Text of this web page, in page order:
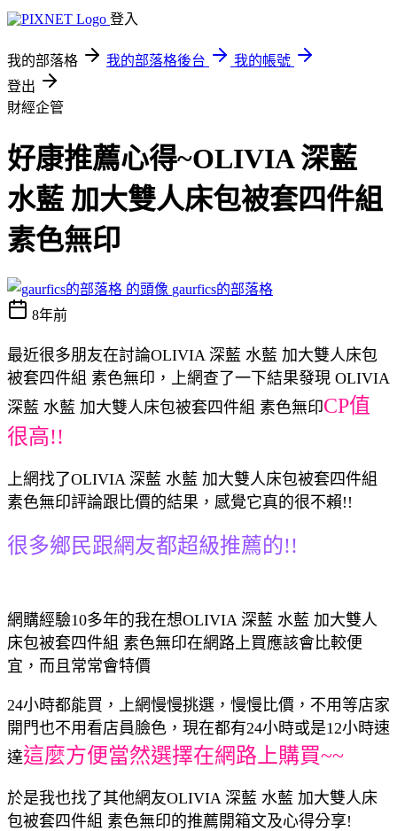
登入
我的部落格 我的部落格後台
我的帳號
登出
財經企管
好康推薦心得~OLIVIA 深藍
水藍 加大雙人床包被套四件組
素色無印
gaurfics的部落格
8年前
最近很多朋友在討論OLIVIA 深藍 水藍 加大雙人床包
被套四件組 素色無印，上網查了一下結果發現 OLIVIA
深藍 水藍 加大雙人床包被套四件組 素色無印CP值
很高!!
上網找了OLIVIA 深藍 水藍 加大雙人床包被套四件組
素色無印評論跟比價的結果，感覺它真的很不賴!!
很多鄉民跟網友都超級推薦的!!
網購經驗10多年的我在想OLIVIA 深藍 水藍 加大雙人
床包被套四件組 素色無印在網路上買應該會比較便
宜，而且常常會特價
24小時都能買，上網慢慢挑選，慢慢比價，不用等店家
開門也不用看店員臉色，現在都有24小時或是12小時速
達這麼方便當然選擇在網路上購買~~
於是我也找了其他網友OLIVIA 深藍 水藍 加大雙人床
包被套四件組 素色無印的推薦開箱文及心得分享!